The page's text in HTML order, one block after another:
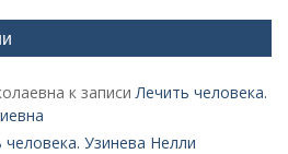
к записиЛечить человека.
человека. Узинева Нелли